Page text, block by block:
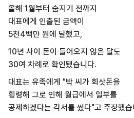
올해 1월부터 숨지기 전까지
대표에게 인출된 금액이
5천4백만 원에 달했고,
10년 사이 돈이 들어오지 않은 달도
30여 차례로 확인됐습니다.
대표는 유족에게 "박 씨가 회삿돈을
횡령해 그로 인해 월급에서 일부를
공제하겠다는 각서를 썼다"고 주장했습